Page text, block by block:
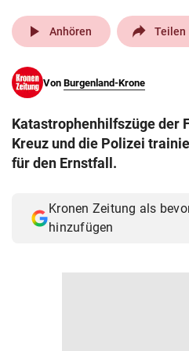
pin_drop
Wien
search
eingeben
© Krone Multimedia GmbH & Co
Muthgasse 2, 1190 Wien
play_arrow Anhören Teilen
Von Burgenland-Krone
Katastrophenhilfszüge der
Kreuz und die Polizei
für den Ernstfall.
Kronen Zeitung als
hinzufügen